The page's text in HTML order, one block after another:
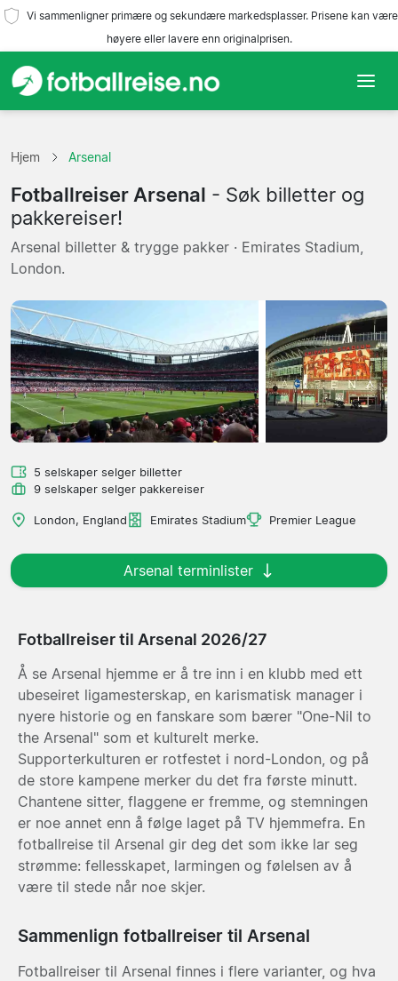
Vi sammenligner primære og sekundære markedsplasser. Prisene kan være
høyere eller lavere enn originalprisen.
Lag
Ligaer
Reisebyråer
Hjem Arsenal
Fotballreiser Arsenal - Søk billetter og
pakkereiser!
Arsenal billetter & trygge pakker · Emirates Stadium,
London.
5 selskaper selger billetter
9 selskaper selger pakkereiser
London, England Emirates Stadium Premier League
Arsenal terminlister
Fotballreiser til Arsenal 2026/27
Å se Arsenal hjemme er å tre inn i en klubb med ett
ubeseiret ligamesterskap, en karismatisk manager i
nyere historie og en fanskare som bærer "One-Nil to
the Arsenal" som et kulturelt merke.
Supporterkulturen er rotfestet i nord-London, og på
de store kampene merker du det fra første minutt.
Chantene sitter, flaggene er fremme, og stemningen
er noe annet enn å følge laget på TV hjemmefra. En
fotballreise til Arsenal gir deg det som ikke lar seg
strømme: fellesskapet, larmingen og følelsen av å
være til stede når noe skjer.
Sammenlign fotballreiser til Arsenal
Fotballreiser til Arsenal finnes i flere varianter, og hva